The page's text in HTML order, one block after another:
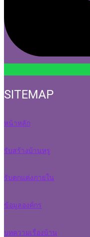
SITEMAP
หน้าหลัก
รับสร้างบ้านหรู
รับตกแต่งภายใน
ข้อมูลองค์กร
บทความเรื่องบ้าน